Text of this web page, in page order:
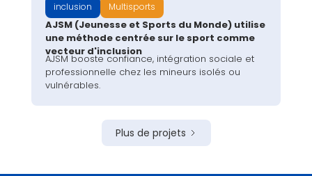
inclusion Multisports
AJSM (Jeunesse et Sports du Monde) utilise
une méthode centrée sur le sport comme
vecteur d'inclusion
AJSM booste confiance, intégration sociale et
professionnelle chez les mineurs isolés ou
vulnérables.
Plus de projets